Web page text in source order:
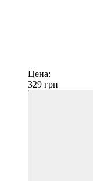
Цена:
329 грн